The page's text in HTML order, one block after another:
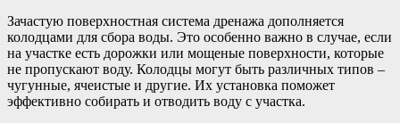
Зачастую поверхностная система дренажа дополняется
колодцами для сбора воды. Это особенно важно в случае, если
на участке есть дорожки или мощеные поверхности, которые
не пропускают воду. Колодцы могут быть различных типов –
чугунные, ячеистые и другие. Их установка поможет
эффективно собирать и отводить воду с участка.